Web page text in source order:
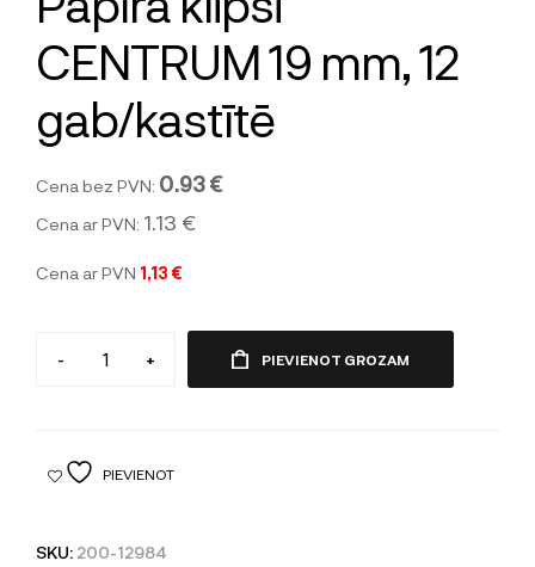
CENTRUM 19 mm, 12
gab/kastītē
Cena bez PVN: 0.93 €
Cena ar PVN: 1.13 €
Cena ar PVN 1,13 €
- + PIEVIENOT GROZAM
PIEVIENOT
SKU: 200-12984